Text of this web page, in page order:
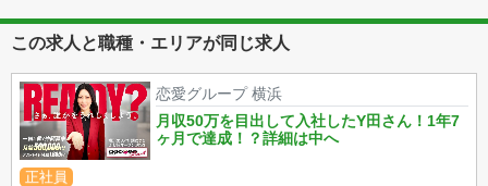
この求人と職種・エリアが同じ求人
恋愛グループ 横浜
月収50万を目出して入社したY田さん！1年7
ヶ月で達成！？詳細は中へ
正社員